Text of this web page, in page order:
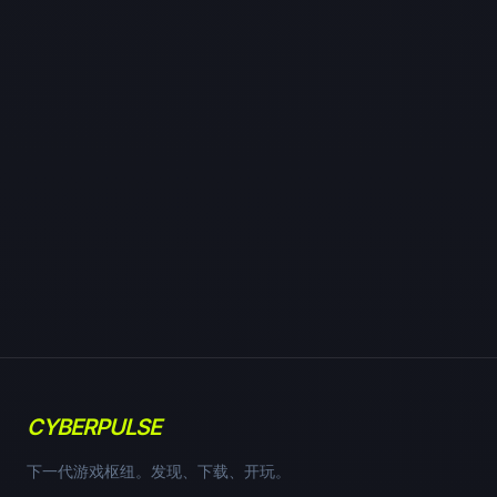
CYBERPULSE
下一代游戏枢纽。发现、下载、开玩。